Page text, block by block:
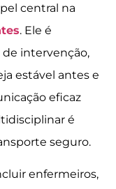
central na
. Ele é
intervenção,
estável antes e
eficaz
é
seguro.
enfermeiros,